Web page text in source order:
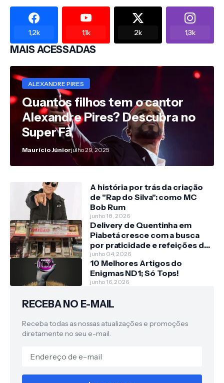
1,2k 1,1k 2k 1,3k
MAIS ACESSADAS
ALEXANDRE PIRES
Quantos filhos tem o cantor
Alexandre Pires? Descubra no
Super Fã
Maurício Júniorjulho 29, 2025
A história por trás da criação
de "Rap do Silva": como MC
Bob Rum
junho 18, 2026
Delivery de Quentinha em
Piabetá cresce com a busca
por praticidade e refeições de
qualidade
junho 04, 2026
10 Melhores Artigos do
Enigmas ND1; Só Tops!
junho 16, 2026
RECEBA NO E-MAIL
Receba todas as nossas atualizações e promoções
diretamente no seu e-mail.